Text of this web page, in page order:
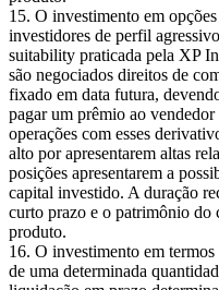
O investimento em
investidores de perfil
suitability praticada pela XP
são negociados direitos de
fixado em data futura,
pagar um prêmio ao
operações com esses
alto por apresentarem altas
posições apresentarem a
capital investido. A duração
curto prazo e o patrimônio do
produto.
O investimento em
de uma determinada